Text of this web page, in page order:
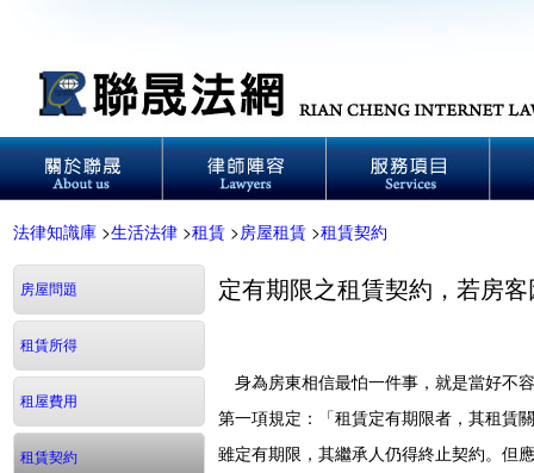
法律知識庫 >生活法律 >租賃 >房屋租賃 >租賃契約
房屋問題
租賃所得
租屋費用
租賃契約
定有期限之租賃契約，若房
身為房東相信最怕一件事，就是當好不
第一項規定：「租賃定有期限者，其租賃
雖定有期限，其繼承人仍得終止契約。但